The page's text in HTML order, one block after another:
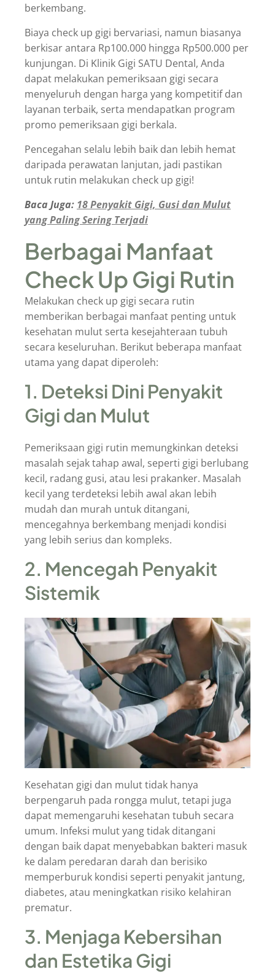
berkembang.
Biaya check up gigi bervariasi, namun biasanya
berkisar antara Rp100.000 hingga Rp500.000 per
kunjungan. Di Klinik Gigi SATU Dental, Anda
dapat melakukan pemeriksaan gigi secara
menyeluruh dengan harga yang kompetitif dan
layanan terbaik, serta mendapatkan program
promo pemeriksaan gigi berkala.
Pencegahan selalu lebih baik dan lebih hemat
daripada perawatan lanjutan, jadi pastikan
untuk rutin melakukan check up gigi!
Baca Juga: 18 Penyakit Gigi, Gusi dan Mulut
yang Paling Sering Terjadi
Berbagai Manfaat
Check Up Gigi Rutin
Melakukan check up gigi secara rutin
memberikan berbagai manfaat penting untuk
kesehatan mulut serta kesejahteraan tubuh
secara keseluruhan. Berikut beberapa manfaat
utama yang dapat diperoleh:
1. Deteksi Dini Penyakit
Gigi dan Mulut
Pemeriksaan gigi rutin memungkinkan deteksi
masalah sejak tahap awal, seperti gigi berlubang
kecil, radang gusi, atau lesi prakanker. Masalah
kecil yang terdeteksi lebih awal akan lebih
mudah dan murah untuk ditangani,
mencegahnya berkembang menjadi kondisi
yang lebih serius dan kompleks.
2. Mencegah Penyakit
Sistemik
Kesehatan gigi dan mulut tidak hanya
berpengaruh pada rongga mulut, tetapi juga
dapat memengaruhi kesehatan tubuh secara
umum. Infeksi mulut yang tidak ditangani
dengan baik dapat menyebabkan bakteri masuk
ke dalam peredaran darah dan berisiko
memperburuk kondisi seperti penyakit jantung,
diabetes, atau meningkatkan risiko kelahiran
prematur.
3. Menjaga Kebersihan
dan Estetika Gigi